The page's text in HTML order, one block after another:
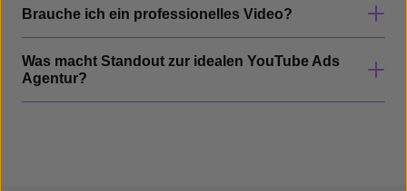
Brauche ich ein professionelles Video?
Was macht Standout zur idealen YouTube Ads
Agentur?